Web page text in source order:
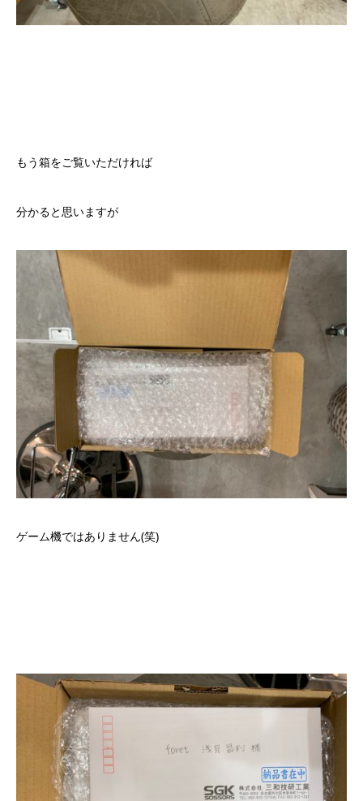
もう箱をご覧いただければ
分かると思いますが
ゲーム機ではありません(笑)